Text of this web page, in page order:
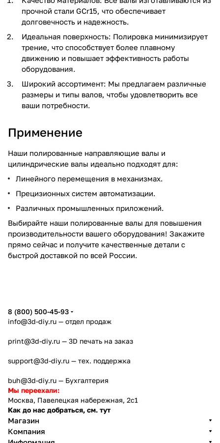
прочной стали GCr15, что обеспечивает
долговечность и надежность.
Идеальная поверхность: Полировка минимизирует
трение, что способствует более плавному
движению и повышает эффективность работы
оборудования.
Широкий ассортимент: Мы предлагаем различные
размеры и типы валов, чтобы удовлетворить все
ваши потребности.
Применение
Наши полированные направляющие валы и
цилиндрические валы идеально подходят для:
Линейного перемещения в механизмах.
Прецизионных систем автоматизации.
Различных промышленных приложений.
Выбирайте наши полированные валы для повышения
производительности вашего оборудования! Закажите
прямо сейчас и получите качественные детали с
быстрой доставкой по всей России.
8 (800) 500-45-93
info@3d-diy.ru — отдел продаж
print@3d-diy.ru — 3D печать на заказ
support@3d-diy.ru — тех. поддержка
buh@3d-diy.ru — Бухгалтерия
Мы переехали:
Москва, Павелецкая набережная, 2с1
Как до нас добраться, см. тут
Магазин
Компания